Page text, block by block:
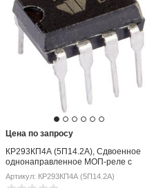
Цена по запросу
КР293КП4А (5П14.2А), Сдвоенное
однонаправленное МОП-реле с
низким сопротивлением 60В/2.5Ом,
корпус D
Артикул: КР293КП4А (5П14.2А)